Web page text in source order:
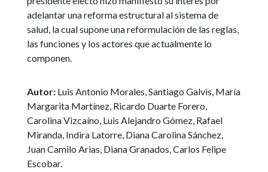
adelantar una reforma estructural al sistema de
salud, la cual supone una reformulación de las reglas,
las funciones y los actores que actualmente lo
componen.
Autor:Luis Antonio Morales, Santiago Galvis, María
Margarita Martínez, Ricardo Duarte Forero,
Carolina Vizcaíno, Luis Alejandro Gómez, Rafael
Miranda, Indira Latorre, Diana Carolina Sánchez,
Juan Camilo Arias, Diana Granados, Carlos Felipe
Escobar.